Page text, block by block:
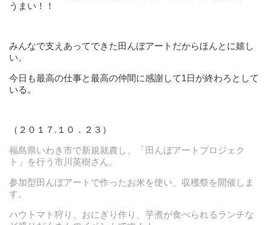
うまい！！
みんなで支えあってできた田んぼアートだからほんとに嬉し
い。
今日も最高の仕事と最高の仲間に感謝して1日が終わろとして
いる。
（２０１７.１０．２３）
福島県いわき市で新規就農し、「田んぼアートプロジェク
ト」を行う市川英樹さん。
参加型田んぼアートで作ったお米を使い、収穫祭を開催しま
す。
ハウトマト狩り、おにぎり作り、芋煮が食べられるランチな